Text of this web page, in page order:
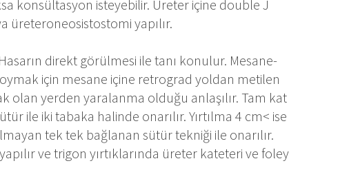
kon­sül­tas­yon is­te­ye­bi­lir. Üre­ter içi­ne do­ub­le J
ya­pı­lır.
di­rekt gö­rül­me­si ile ta­nı ko­nu­lur. Me­sa­ne­
için me­sa­ne içi­ne ret­rog­rad yol­dan me­ti­len
olan yer­den ya­ra­lan­ma ol­du­ğu an­la­şı­lır. Tam kat
ile iki ta­ba­ka ha­lin­de ona­rı­lır. Yır­tıl­ma 4 cm< ise
tek tek bağ­la­nan sü­tür tek­ni­ği ile ona­rı­lır.
ve tri­gon yır­tık­la­rın­da üre­ter ka­te­te­ri ve fo­ley